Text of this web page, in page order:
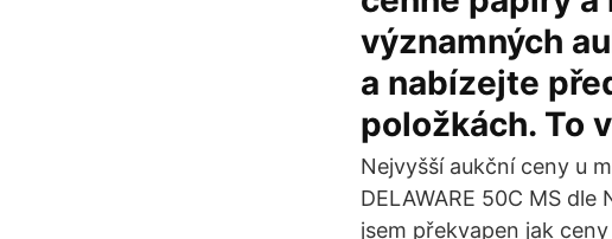
významných
a nabízejte
položkách. To
Nejvyšší aukční ceny u
DELAWARE 50C MS
jsem překvapen jak